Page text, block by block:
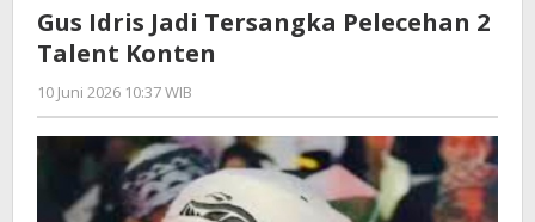
Tersangka
Konten
Gus Idris Jadi Tersangka Pelecehan 2
Talent Konten
10 Juni 2026 10:37 WIB
Imam
WD